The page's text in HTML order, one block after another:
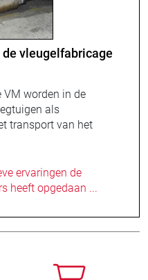
vleugelfabricage
VM worden in de
als
transport van het
ervaringen de
heeft opgedaan ...